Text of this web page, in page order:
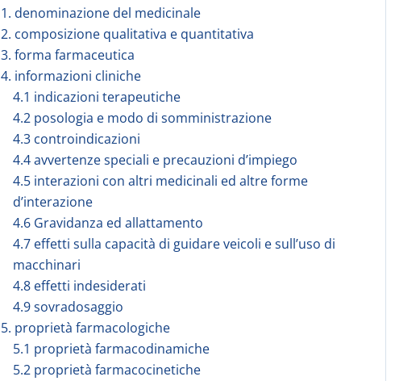
1. denominazione del medicinale
2. composizione qualitativa e quantitativa
3. forma farmaceutica
4. informazioni cliniche
4.1 indicazioni terapeutiche
4.2 posologia e modo di somministrazione
4.3 controindicazioni
4.4 avvertenze speciali e precauzioni d’impiego
4.5 interazioni con altri medicinali ed altre forme
d’interazione
4.6 Gravidanza ed allattamento
4.7 effetti sulla capacità di guidare veicoli e sull’uso di
macchinari
4.8 effetti indesiderati
4.9 sovradosaggio
5. proprietà farmacologiche
5.1 proprietà farmacodinamiche
5.2 proprietà farmacocinetiche